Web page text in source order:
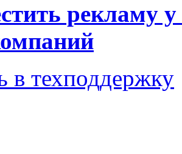
рекламу у
в техподдержку